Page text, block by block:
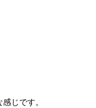
じです。